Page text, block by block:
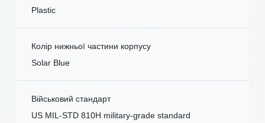
Plastic
Колір нижньої частини корпусу
Solar Blue
Військовий стандарт
US MIL-STD 810H military-grade standard